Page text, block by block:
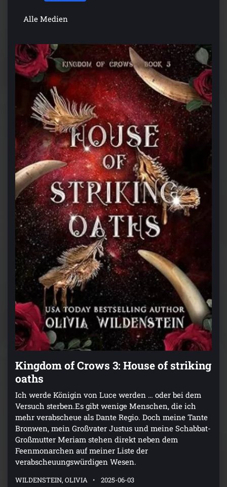
Alle Medien
Kingdom of Crows 3: House of striking
oaths
Ich werde Königin von Luce werden … oder bei dem
Versuch sterben.Es gibt wenige Menschen, die ich
mehr verabscheue als Dante Regio. Doch meine Tante
Bronwen, mein Großvater Justus und meine Schabbat-
Großmutter Meriam stehen direkt neben dem
Feenmonarchen auf meiner Liste der
verabscheuungswürdigen Wesen.
WILDENSTEIN, OLIVIA 2025-06-03